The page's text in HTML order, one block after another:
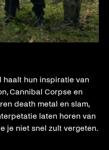
haalt hun inspiratie van
Cannibal Corpse en
death metal en slam,
laten horen van
je niet snel zult vergeten.